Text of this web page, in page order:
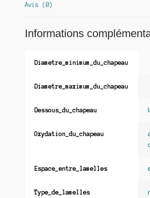
Avis (0)
Informations
Diametre_minimum_du_chapeau
Diametre_maximum_du_chapeau
Dessous_du_chapeau
Oxydation_du_chapeau
Espace_entre_lamelles
Type_de_lamelles